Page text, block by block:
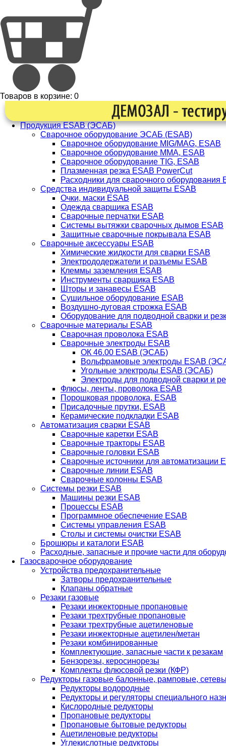
Товаров в корзине: 0
Продукция ESAB (ЭСАБ)
Сварочное оборудование ЭСАБ (ESAB)
Сварочное оборудование MIG/MAG, ESAB
Сварочное оборудование ММА, ESAB
Сварочное оборудование TIG, ESAB
Плазменная резка ESAB PowerCut
Расходники для сварочного оборудования
Средства индивидуальной защиты ESAB
Очки, маски ESAB
Одежда сварщика ESAB
Сварочные перчатки ESAB
Системы вытяжки сварочных дымов ESAB
Защитные сварочные покрывала ESAB
Сварочные аксессуары ESAB
Химические жидкости для сварки ESAB
Электрододержатели и разъемы ESAB
Клеммы заземления ESAB
Инструменты сварщика ESAB
Шторы и занавесы ESAB
Сушильное оборудование ESAB
Воздушно-дуговая строжка ESAB
Оборудование для подводной сварки и
Сварочные материалы ESAB
Сварочная проволока ESAB
Сварочные электроды ESAB
ОК 46.00 ESAB (ЭСАБ)
Вольфрамовые электроды ESAB
Угольные электроды ESAB (ЭСАБ)
Электроды для подводной сварки и
Флюсы, ленты, проволока ESAB
Порошковая проволока, ESAB
Присадочные прутки, ESAB
Керамические подкладки ESAB
Автоматизация сварки ESAB
Сварочные каретки ESAB
Сварочные тракторы ESAB
Сварочные головки ESAB
Сварочные источники для автоматизации
Сварочные линии ESAB
Сварочные колонны ESAB
Системы резки ESAB
Машины резки ESAB
Процессы ESAB
Программное обеспечение ESAB
Системы управления ESAB
Столы и системы очистки ESAB
Брошюры и каталоги ESAB
Расходные, запасные и прочие части для
Газосварочное оборудование
Устройства предохранительные
Затворы предохранительные
Клапаны обратные
Резаки газовые
Резаки инжекторные пропановые
Резаки трехтрубные пропановые
Резаки трехтрубные ацетиленовые
Резаки инжекторные ацетилен/метан
Резаки комбинированные
Комплектующие, запасные части к резакам
Бензорезы, керосинорезы
Комплекты флюсовой резки (КФР)
Редукторы газовые балонные, рамповые,
Редукторы водородные
Редукторы и регуляторы специального
Кислородные редукторы
Пропановые редукторы
Пропановые бытовые редукторы
Ацетиленовые редукторы
Углекислотные редукторы